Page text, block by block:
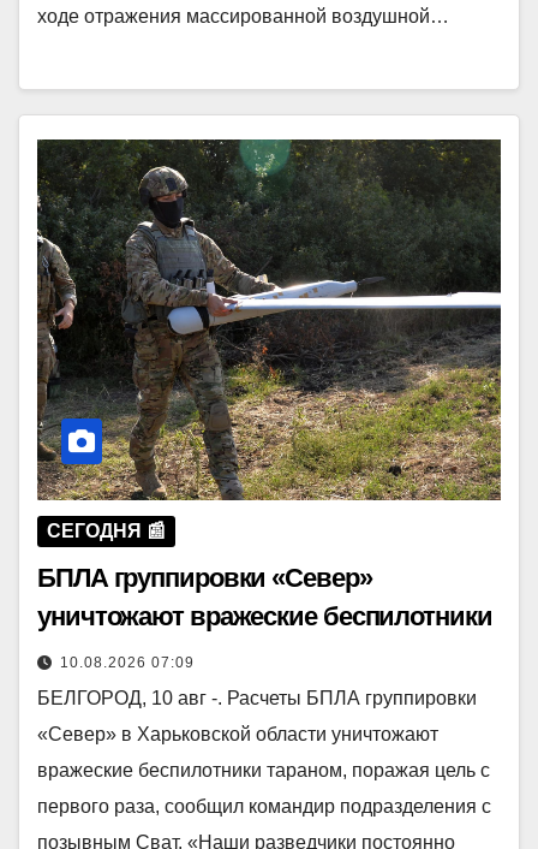
ходе отражения массированной воздушной…
СЕГОДНЯ 📰
БПЛА группировки «Север»
уничтожают вражеские беспилотники
10.08.2026 07:09
БЕЛГОРОД, 10 авг -. Расчеты БПЛА группировки
«Север» в Харьковской области уничтожают
вражеские беспилотники тараном, поражая цель с
первого раза, сообщил командир подразделения с
позывным Сват. «Наши разведчики постоянно